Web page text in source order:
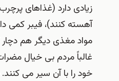
زیادی دارد (غذاهای
آهسته کنند)، فیبر کمی
مواد مغذی دیگر هم
غالباً مردم بی خیال
خود را با آن سیر می